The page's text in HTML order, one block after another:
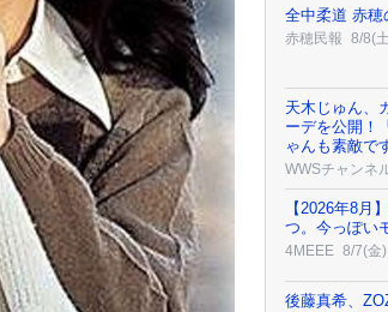
全中柔道 赤穂
赤穂民報 8/8(
天木じゅん、
ーデを公開！
ゃんも素敵で
WWSチャンネ
【2026年8月
つ。今っぽい
4MEEE 8/7(金
後藤真希、